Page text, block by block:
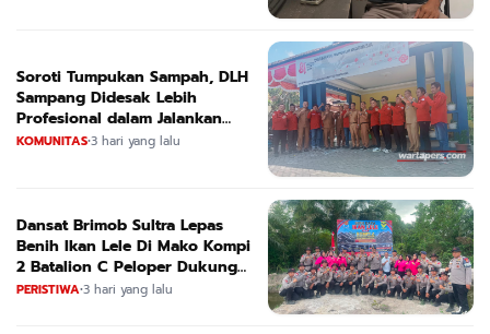
Soroti Tumpukan Sampah, DLH
Sampang Didesak Lebih
Profesional dalam Jalankan
Tugas
KOMUNITAS•3 hari yang lalu
Dansat Brimob Sultra Lepas
Benih Ikan Lele Di Mako Kompi
2 Batalion C Peloper Dukung
ketahanan Pangan Nasional
PERISTIWA•3 hari yang lalu